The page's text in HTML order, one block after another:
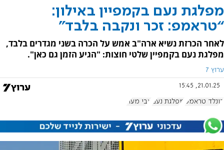
מפלגת נעם בקמפיין באילון:
“טראמפ: זכר ונקבה בלבד"
לאחר הכרזת נשיא ארה"ב אמש על הכרה בשני מגדרים בלבד,
מפלגת נעם בקמפיין שלטי חוצות: "הגיע הזמן גם כאן".
ערוץ 7
21.01.25, 15:45
דונלד טראמפ מפלגת נעם אבי מעוז